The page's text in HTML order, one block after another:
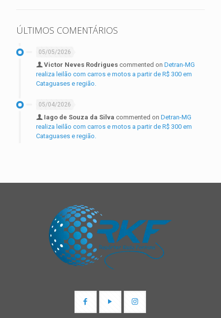
ÚLTIMOS COMENTÁRIOS
05/05/2026
Victor Neves Rodrigues commented on Detran-MG
realiza leilão com carros e motos a partir de R$ 300 em
Cataguases e região.
05/04/2026
Iago de Souza da Silva commented on Detran-MG
realiza leilão com carros e motos a partir de R$ 300 em
Cataguases e região.